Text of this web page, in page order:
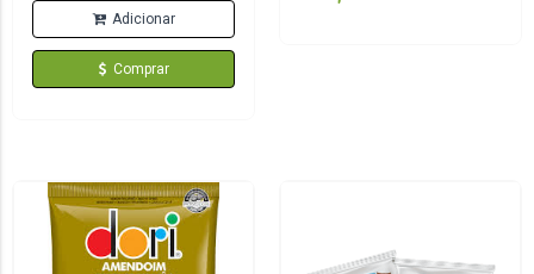
Adicionar
Comprar